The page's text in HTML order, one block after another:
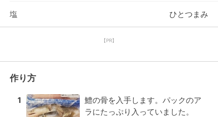
塩 ひとつまみ
【PR】
作り方
1
鱧の骨を入手します。パックのア
ラにたっぷり入っていました。